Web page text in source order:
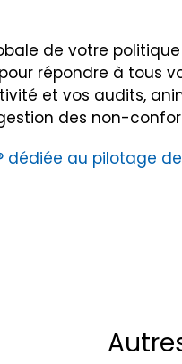
de votre politique
répondre à tous
et vos audits,
des non-
dédiée au pilotage de